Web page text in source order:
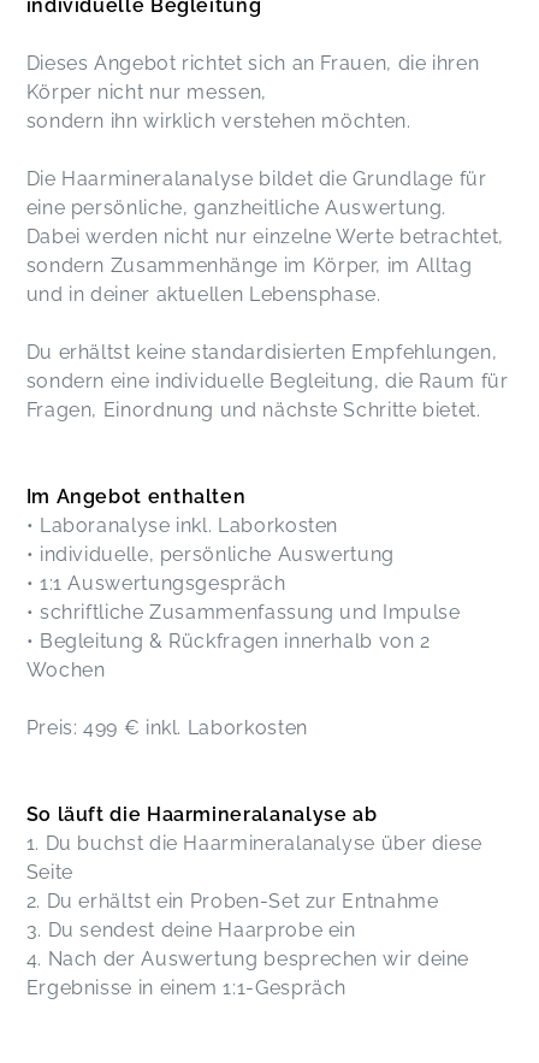
individuelle Begleitung
Dieses Angebot richtet sich an Frauen, die ihren
Körper nicht nur messen,
sondern ihn wirklich verstehen möchten.
Die Haarmineralanalyse bildet die Grundlage für
eine persönliche, ganzheitliche Auswertung.
Dabei werden nicht nur einzelne Werte betrachtet,
sondern Zusammenhänge im Körper, im Alltag
und in deiner aktuellen Lebensphase.
Du erhältst keine standardisierten Empfehlungen,
sondern eine individuelle Begleitung, die Raum für
Fragen, Einordnung und nächste Schritte bietet.
Im Angebot enthalten
• Laboranalyse inkl. Laborkosten
• individuelle, persönliche Auswertung
• 1:1 Auswertungsgespräch
• schriftliche Zusammenfassung und Impulse
• Begleitung & Rückfragen innerhalb von 2
Wochen
Preis: 499 € inkl. Laborkosten
So läuft die Haarmineralanalyse ab
1. Du buchst die Haarmineralanalyse über diese
Seite
2. Du erhältst ein Proben-Set zur Entnahme
3. Du sendest deine Haarprobe ein
4. Nach der Auswertung besprechen wir deine
Ergebnisse in einem 1:1-Gespräch